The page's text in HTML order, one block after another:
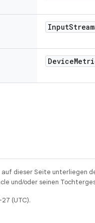
InputStream
Device
dieser Seite unterliegen
und/oder seinen
(UTC).